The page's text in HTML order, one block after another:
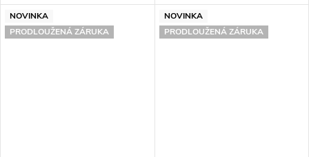
NOVINKA
PRODLOUŽENÁ ZÁRUKA
NOVINKA
PRODLOUŽENÁ ZÁRUKA